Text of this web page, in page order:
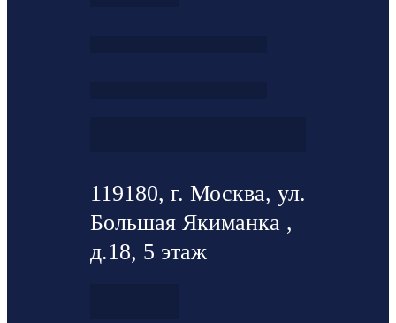
119180, г. Москва, ул.
Большая Якиманка ,
д.18, 5 этаж